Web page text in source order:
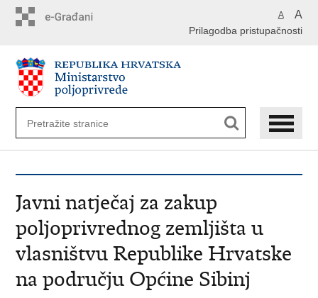
A A
Prilagodba pristupačnosti
Javni natječaj za zakup
poljoprivrednog zemljišta u
vlasništvu Republike Hrvatske
na području Općine Sibinj